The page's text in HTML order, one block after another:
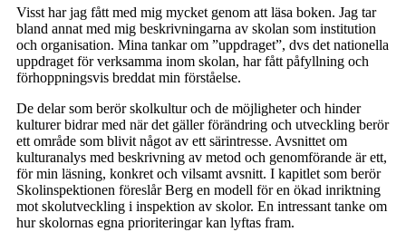
Visst har jag fått med mig mycket genom att läsa boken. Jag tar
bland annat med mig beskrivningarna av skolan som institution
och organisation. Mina tankar om ”uppdraget”, dvs det nationella
uppdraget för verksamma inom skolan, har fått påfyllning och
förhoppningsvis breddat min förståelse.
De delar som berör skolkultur och de möjligheter och hinder
kulturer bidrar med när det gäller förändring och utveckling berör
ett område som blivit något av ett särintresse. Avsnittet om
kulturanalys med beskrivning av metod och genomförande är ett,
för min läsning, konkret och vilsamt avsnitt. I kapitlet som berör
Skolinspektionen föreslår Berg en modell för en ökad inriktning
mot skolutveckling i inspektion av skolor. En intressant tanke om
hur skolornas egna prioriteringar kan lyftas fram.